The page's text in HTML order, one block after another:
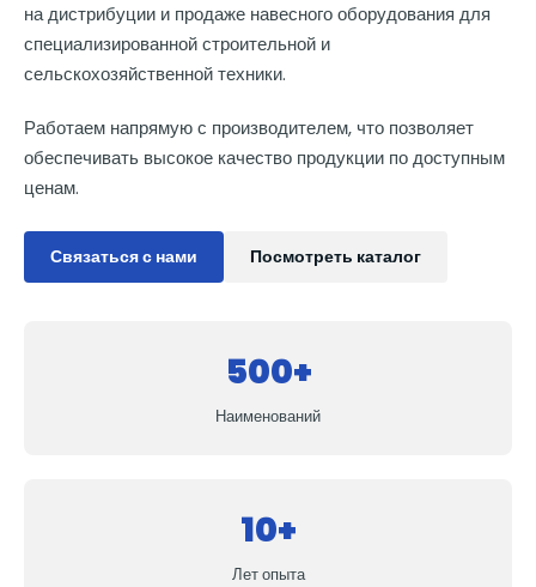
на дистрибуции и продаже навесного оборудования для
специализированной строительной и
сельскохозяйственной техники.
Работаем напрямую с производителем, что позволяет
обеспечивать высокое качество продукции по доступным
ценам.
Связаться с нами Посмотреть каталог
500+
Наименований
10+
Лет опыта